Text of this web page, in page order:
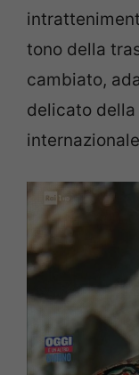
tono della
cambiato,
delicato